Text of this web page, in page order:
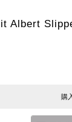
Albert
購